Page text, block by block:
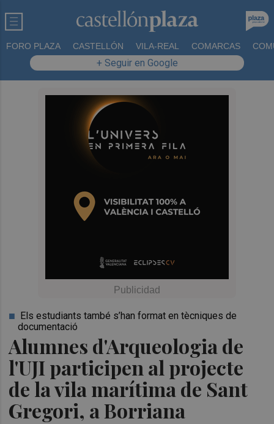
FORO PLAZA CASTELLÓN VILA-REAL COMARCAS
+ Seguir en Google
Alumnes d'Arqueologia de
l'UJI participen al projecte
de la vila marítima de Sant
Gregori, a Borriana
Els estudiants també s’han format en tècniques de
documentació